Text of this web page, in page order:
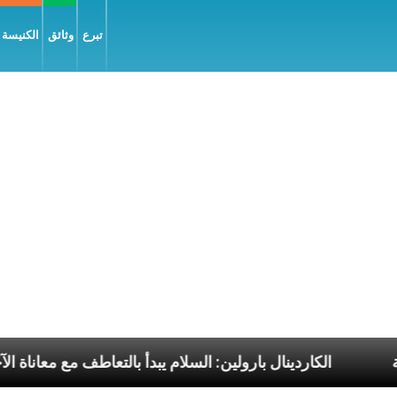
وثائق تبرع
الكاردينال بارولين: السلام يبدأ الرسوليّة